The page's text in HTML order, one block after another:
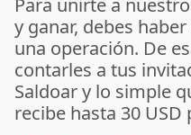
y ganar, debes
una operación. De
contarles a tus
Saldoar y lo simple
recibe hasta 30